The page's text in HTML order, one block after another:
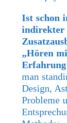
Ist schon
indirekter
„Hören
Erfahrung
man
Design,
Probleme